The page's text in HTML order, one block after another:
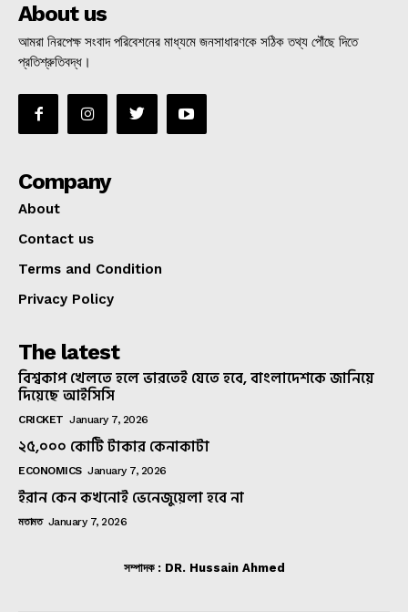
About us
আমরা নিরপেক্ষ সংবাদ পরিবেশনের মাধ্যমে জনসাধারণকে সঠিক তথ্য পৌঁছে দিতে
প্রতিশ্রুতিবদ্ধ।
Company
About
Contact us
Terms and Condition
Privacy Policy
The latest
বিশ্বকাপ খেলতে হলে ভারতেই যেতে হবে, বাংলাদেশকে জানিয়ে
দিয়েছে আইসিসি
CRICKET January 7, 2026
২৫,০০০ কোটি টাকার কেনাকাটা
ECONOMICS January 7, 2026
ইরান কেন কখনোই ভেনেজুয়েলা হবে না
মতামত January 7, 2026
সম্পাদক : DR. Hussain Ahmed